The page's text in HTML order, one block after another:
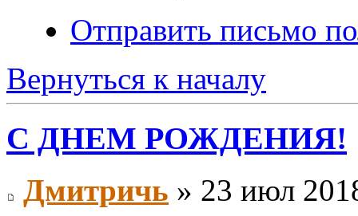
Отправить письмо
Вернуться к началу
С ДНЕМ РОЖДЕНИЯ!
Дмитричь » 23 июл